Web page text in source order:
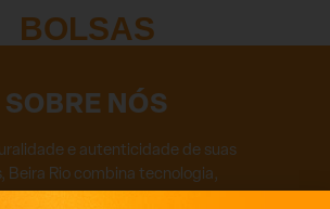
BOLSAS
SOBRE NÓS
e autenticidade de suas
Beira Rio combina tecnologia,
e design inteligente.